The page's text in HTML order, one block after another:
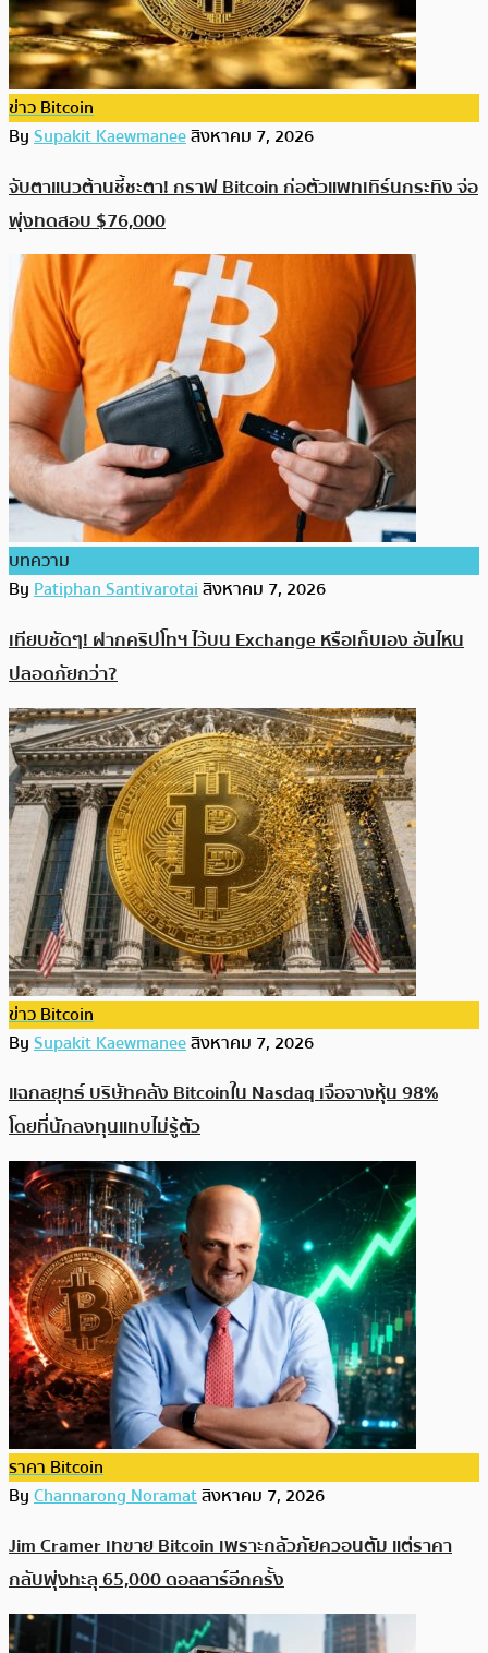
ข่าว Bitcoin
BySupakit Kaewmaneeสิงหาคม 7, 2026
จับตาแนวต้านชี้ชะตา! กราฟ Bitcoin ก่อตัวแพทเทิร์นกระทิง จ่อ
พุ่งทดสอบ $76,000
บทความ
ByPatiphan Santivarotaiสิงหาคม 7, 2026
เทียบชัดๆ! ฝากคริปโทฯ ไว้บน Exchange หรือเก็บเอง อันไหน
ปลอดภัยกว่า?
ข่าว Bitcoin
BySupakit Kaewmaneeสิงหาคม 7, 2026
แฉกลยุทธ์ บริษัทคลัง Bitcoinใน Nasdaq เจือจางหุ้น 98%
โดยที่นักลงทุนแทบไม่รู้ตัว
ราคา Bitcoin
ByChannarong Noramatสิงหาคม 7, 2026
Jim Cramer เทขาย Bitcoin เพราะกลัวภัยควอนตัม แต่ราคา
กลับพุ่งทะลุ 65,000 ดอลลาร์อีกครั้ง